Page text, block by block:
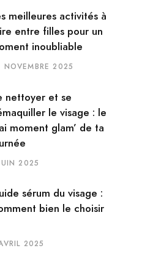
meilleures activités à
entre filles pour un
inoubliable
NOVEMBRE 2025
nettoyer et se
le visage : le
moment glam’ de ta
2025
sérum du visage :
bien le choisir
2025